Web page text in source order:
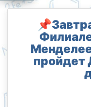
пройдет